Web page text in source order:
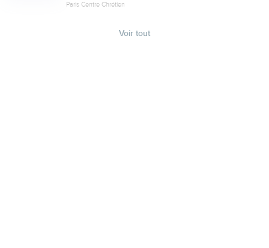
Paris Centre Chrétien
Voir tout